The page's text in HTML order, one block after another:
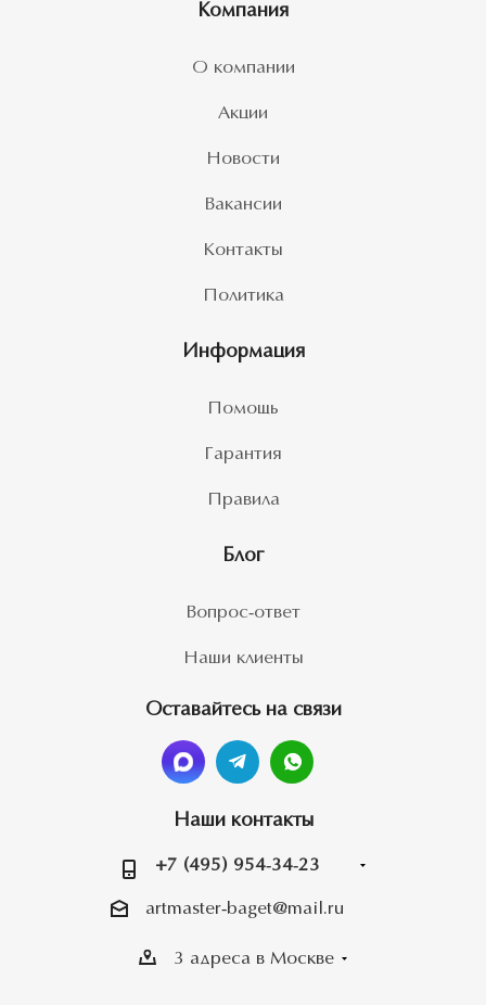
Компания
О компании
Акции
Новости
Вакансии
Контакты
Политика
Информация
Помощь
Гарантия
Правила
Блог
Вопрос-ответ
Наши клиенты
Оставайтесь на связи
Наши контакты
+7 (495) 954-34-23
artmaster-baget@mail.ru
3 адреса в Москве